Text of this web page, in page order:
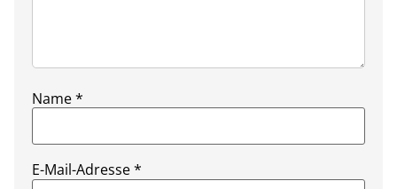
Name*
E-Mail-Adresse*